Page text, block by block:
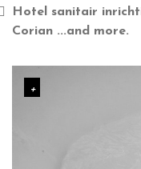
Hotel sanitair
Corian ...and more.